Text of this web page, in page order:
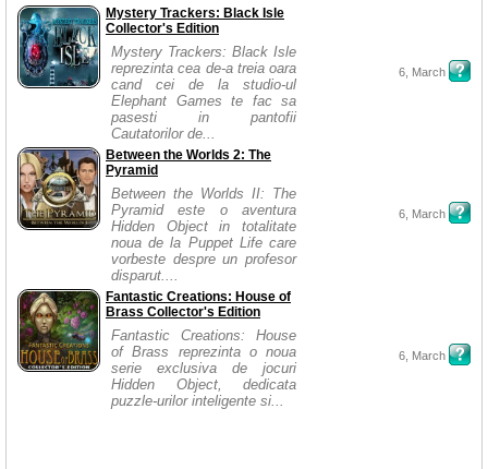
Mystery Trackers: Black Isle
Collector's Edition
Mystery Trackers: Black Isle
reprezinta cea de-a treia oara
cand cei de la studio-ul
Elephant Games te fac sa
pasesti in pantofii
Cautatorilor de...
6, March
Between the Worlds 2: The
Pyramid
Between the Worlds II: The
Pyramid este o aventura
Hidden Object in totalitate
noua de la Puppet Life care
vorbeste despre un profesor
disparut....
6, March
Fantastic Creations: House of
Brass Collector's Edition
Fantastic Creations: House
of Brass reprezinta o noua
serie exclusiva de jocuri
Hidden Object, dedicata
puzzle-urilor inteligente si...
6, March